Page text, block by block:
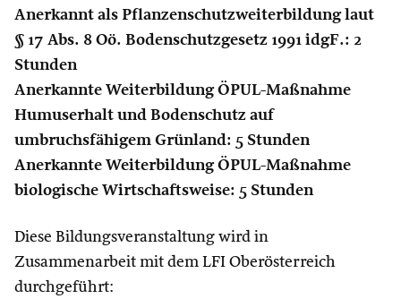
Anerkannt als Pflanzenschutzweiterbildung laut
§ 17 Abs. 8 Oö. Bodenschutzgesetz 1991 idgF.: 2
Stunden
Anerkannte Weiterbildung ÖPUL-Maßnahme
Humuserhalt und Bodenschutz auf
umbruchsfähigem Grünland: 5 Stunden
Anerkannte Weiterbildung ÖPUL-Maßnahme
biologische Wirtschaftsweise: 5 Stunden
Diese Bildungsveranstaltung wird in
Zusammenarbeit mit dem LFI Oberösterreich
durchgeführt: